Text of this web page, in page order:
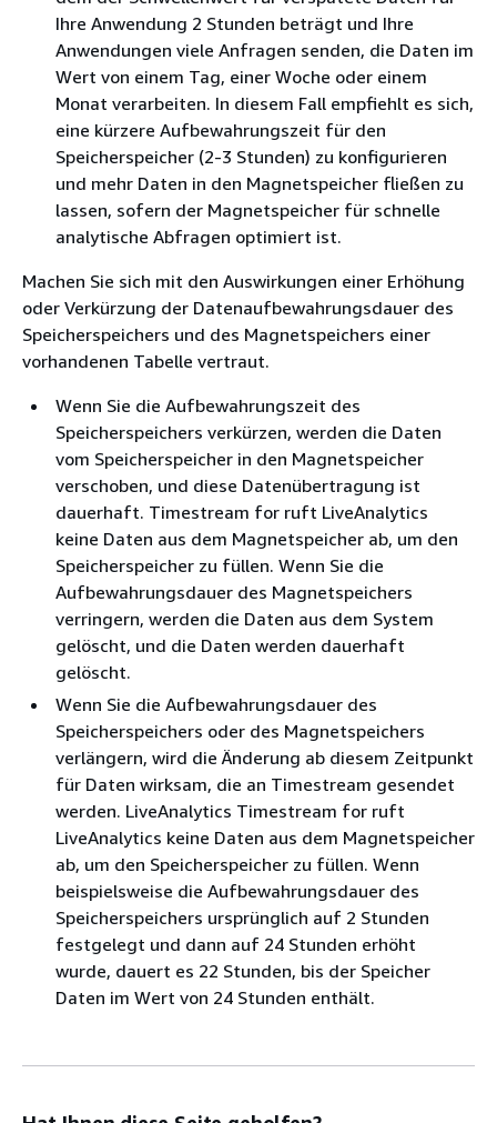
Ihre Anwendung 2 Stunden beträgt und Ihre
Anwendungen viele Anfragen senden, die Daten im
Wert von einem Tag, einer Woche oder einem
Monat verarbeiten. In diesem Fall empfiehlt es sich,
eine kürzere Aufbewahrungszeit für den
Speicherspeicher (2-3 Stunden) zu konfigurieren
und mehr Daten in den Magnetspeicher fließen zu
lassen, sofern der Magnetspeicher für schnelle
analytische Abfragen optimiert ist.
Machen Sie sich mit den Auswirkungen einer Erhöhung
oder Verkürzung der Datenaufbewahrungsdauer des
Speicherspeichers und des Magnetspeichers einer
vorhandenen Tabelle vertraut.
Wenn Sie die Aufbewahrungszeit des
Speicherspeichers verkürzen, werden die Daten
vom Speicherspeicher in den Magnetspeicher
verschoben, und diese Datenübertragung ist
dauerhaft. Timestream for ruft LiveAnalytics
keine Daten aus dem Magnetspeicher ab, um den
Speicherspeicher zu füllen. Wenn Sie die
Aufbewahrungsdauer des Magnetspeichers
verringern, werden die Daten aus dem System
gelöscht, und die Daten werden dauerhaft
gelöscht.
Wenn Sie die Aufbewahrungsdauer des
Speicherspeichers oder des Magnetspeichers
verlängern, wird die Änderung ab diesem Zeitpunkt
für Daten wirksam, die an Timestream gesendet
werden. LiveAnalytics Timestream for ruft
LiveAnalytics keine Daten aus dem Magnetspeicher
ab, um den Speicherspeicher zu füllen. Wenn
beispielsweise die Aufbewahrungsdauer des
Speicherspeichers ursprünglich auf 2 Stunden
festgelegt und dann auf 24 Stunden erhöht
wurde, dauert es 22 Stunden, bis der Speicher
Daten im Wert von 24 Stunden enthält.